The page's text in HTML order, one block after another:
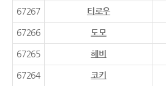
67267 티로우
67266 도모
67265 헤비
67264 코키